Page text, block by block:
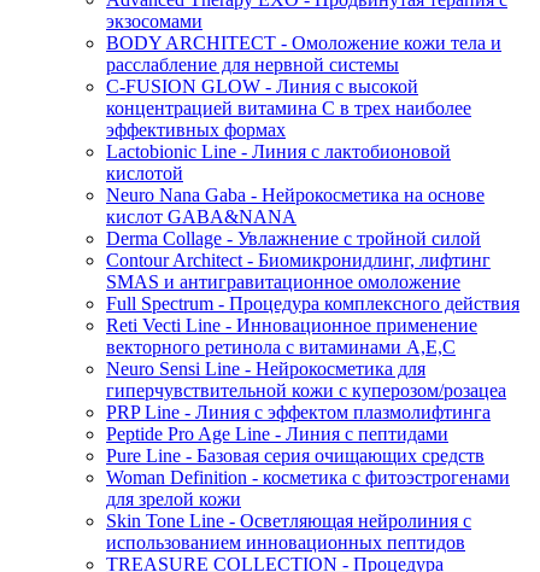
экзосомами
BODY ARCHITECT - Омоложение кожи тела и
расслабление для нервной системы
C-FUSION GLOW - Линия с высокой
концентрацией витамина C в трех наиболее
эффективных формах
Lactobionic Line - Линия с лактобионовой
кислотой
Neuro Nana Gaba - Нейрокосметика на основе
кислот GABA&NANA
Derma Collage - Увлажнение с тройной силой
Contour Architect - Биомикронидлинг, лифтинг
SMAS и антигравитационное омоложение
Full Spectrum - Процедура комплексного действия
Reti Vecti Line - Инновационное применение
векторного ретинола с витаминами A,Е,С
Neuro Sensi Line - Нейрокосметика для
гиперчувствительной кожи с куперозом/розацеа
PRP Line - Линия с эффектом плазмолифтинга
Peptide Pro Age Line - Линия с пептидами
Pure Line - Базовая серия очищающих средств
Woman Definition - косметика с фитоэстрогенами
для зрелой кожи
Skin Tone Line - Осветляющая нейролиния с
использованием инновационных пептидов
TREASURE COLLECTION - Процедура